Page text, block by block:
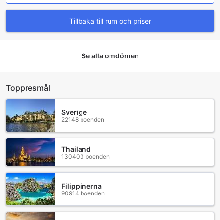
plats, kan gästerna njuta av gratis parkering under sin
vistelse, vilket är en stor fördel i en så livlig stad som
biluthyrningstjänst, vilket gör det möjligt för gästerna att
enkelt kan beställa en bil när du behöver. Om du planerar
biljettservice hjälpa dig att ordna inträdesbiljetter, så att du
slipper stå i kö. Med dessa transportalternativ är Plaza on
the River Club and Residence det perfekta valet för både
affärsresenärer och turister.
Upplev lyxiga rum på Plaza on the River Club and
Residence
På Plaza on the River Club and Residence i London kan du
njuta av en oöverträffad komfort och elegans i våra rum.
Varje rum är utrustat med luftkonditionering för att
säkerställa en behaglig temperatur året runt. Du kan
Tillbaka till rum och priser
Se alla omdömen
Toppresmål
Sverige
22148 boenden
Thailand
130403 boenden
Filippinerna
90914 boenden